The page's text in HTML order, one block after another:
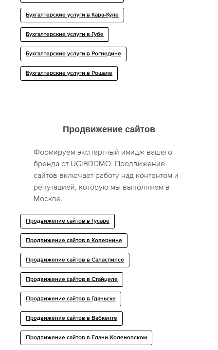
Бухгалтерские услуги в Кара-Куле
Бухгалтерские услуги в Губе
Бухгалтерские услуги в Рогнедине
Бухгалтерские услуги в Рошале
Продвижение сайтов
Формируем экспертный имидж вашего
бренда от UGIBDDMO. Продвижение
сайтов включает работу над контентом и
репутацией, которую мы выполняем в
Москве.
Продвижение сайтов в Гусаре
Продвижение сайтов в Ковернине
Продвижение сайтов в Саласпилсе
Продвижение сайтов в Стайцеле
Продвижение сайтов в Гданьске
Продвижение сайтов в Вабкенте
Продвижение сайтов в Елани-Коленовском